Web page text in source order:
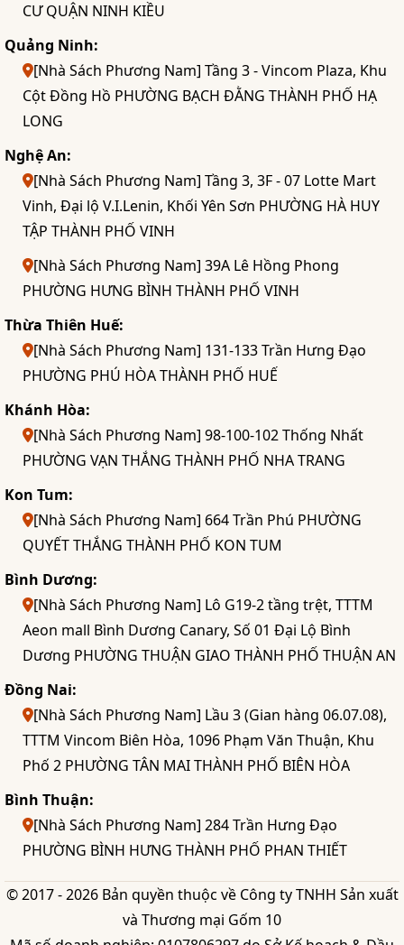
CƯ QUẬN NINH KIỀU
Quảng Ninh:
[Nhà Sách Phương Nam] Tầng 3 - Vincom Plaza, Khu
Cột Đồng Hồ PHƯỜNG BẠCH ĐẰNG THÀNH PHỐ HẠ
LONG
Nghệ An:
[Nhà Sách Phương Nam] Tầng 3, 3F - 07 Lotte Mart
Vinh, Đại lộ V.I.Lenin, Khối Yên Sơn PHƯỜNG HÀ HUY
TẬP THÀNH PHỐ VINH
[Nhà Sách Phương Nam] 39A Lê Hồng Phong
PHƯỜNG HƯNG BÌNH THÀNH PHỐ VINH
Thừa Thiên Huế:
[Nhà Sách Phương Nam] 131-133 Trần Hưng Đạo
PHƯỜNG PHÚ HÒA THÀNH PHỐ HUẾ
Khánh Hòa:
[Nhà Sách Phương Nam] 98-100-102 Thống Nhất
PHƯỜNG VẠN THẮNG THÀNH PHỐ NHA TRANG
Kon Tum:
[Nhà Sách Phương Nam] 664 Trần Phú PHƯỜNG
QUYẾT THẮNG THÀNH PHỐ KON TUM
Bình Dương:
[Nhà Sách Phương Nam] Lô G19-2 tầng trệt, TTTM
Aeon mall Bình Dương Canary, Số 01 Đại Lộ Bình
Dương PHƯỜNG THUẬN GIAO THÀNH PHỐ THUẬN AN
Đồng Nai:
[Nhà Sách Phương Nam] Lầu 3 (Gian hàng 06.07.08),
TTTM Vincom Biên Hòa, 1096 Phạm Văn Thuận, Khu
Phố 2 PHƯỜNG TÂN MAI THÀNH PHỐ BIÊN HÒA
Bình Thuận:
[Nhà Sách Phương Nam] 284 Trần Hưng Đạo
PHƯỜNG BÌNH HƯNG THÀNH PHỐ PHAN THIẾT
© 2017 - 2026 Bản quyền thuộc về Công ty TNHH Sản xuất
và Thương mại Gốm 10